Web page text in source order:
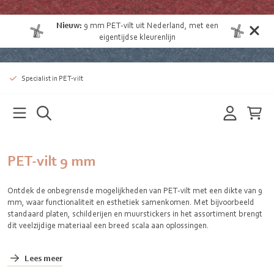
Nieuw: 9 mm PET-vilt uit Nederland , met een
eigentijdse kleurenlijn
Specialist in PET-vilt
PET-vilt 9 mm
Ontdek de onbegrensde mogelijkheden van PET-vilt met een dikte van 9
mm, waar functionaliteit en esthetiek samenkomen. Met bijvoorbeeld
standaard platen, schilderijen en muurstickers in het assortiment brengt
dit veelzijdige materiaal een breed scala aan oplossingen.
Lees meer